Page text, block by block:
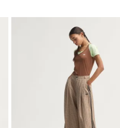
Ajouter à la Liste de produits